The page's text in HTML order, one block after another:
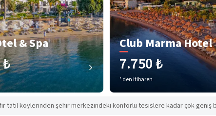
& Spa Club Marma Hotel
7.750 ₺
’ den itibaren
tatil köylerinden şehir merkezindeki konforlu tesislere kadar çok geniş